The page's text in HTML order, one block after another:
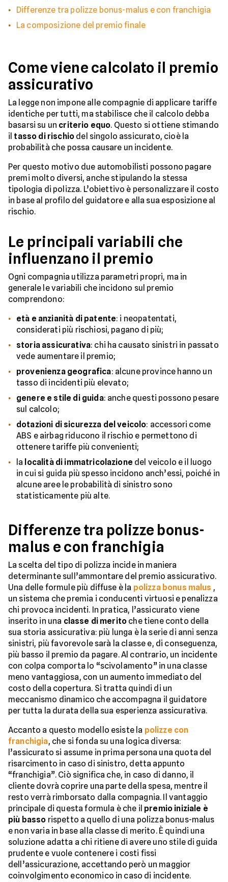
Differenze tra polizze bonus-malus e con franchigia
La composizione del premio finale
Come viene calcolato il premio
assicurativo
La legge non impone alle compagnie di applicare tariffe
identiche per tutti, ma stabilisce che il calcolo debba
basarsi su un criterio equo. Questo si ottiene stimando
il tasso di rischio del singolo assicurato, cioè la
probabilità che possa causare un incidente.
Per questo motivo due automobilisti possono pagare
premi molto diversi, anche stipulando la stessa
tipologia di polizza. L’obiettivo è personalizzare il costo
in base al profilo del guidatore e alla sua esposizione al
rischio.
Le principali variabili che
influenzano il premio
Ogni compagnia utilizza parametri propri, ma in
generale le variabili che incidono sul premio
comprendono:
età e anzianità di patente: i neopatentati,
considerati più rischiosi, pagano di più;
storia assicurativa: chi ha causato sinistri in passato
vede aumentare il premio;
provenienza geografica: alcune province hanno un
tasso di incidenti più elevato;
genere e stile di guida: anche questi possono pesare
sul calcolo;
dotazioni di sicurezza del veicolo: accessori come
ABS e airbag riducono il rischio e permettono di
ottenere tariffe più convenienti;
la località di immatricolazione del veicolo e il luogo
in cui si guida più spesso incidono anch’essi, poiché in
alcune aree le probabilità di sinistro sono
statisticamente più alte.
Differenze tra polizze bonus-
malus e con franchigia
La scelta del tipo di polizza incide in maniera
determinante sull’ammontare del premio assicurativo.
Una delle formule più diffuse è la polizza bonus malus ,
un sistema che premia i conducenti virtuosi e penalizza
chi provoca incidenti. In pratica, l’assicurato viene
inserito in una classe di merito che tiene conto della
sua storia assicurativa: più lunga è la serie di anni senza
sinistri, più favorevole sarà la classe e, di conseguenza,
più basso il premio da pagare. Al contrario, un incidente
con colpa comporta lo “scivolamento” in una classe
meno vantaggiosa, con un aumento immediato del
costo della copertura. Si tratta quindi di un
meccanismo dinamico che accompagna il guidatore
per tutta la durata della sua esperienza assicurativa.
Accanto a questo modello esiste la polizze con
franchigia, che si fonda su una logica diversa:
l’assicurato si assume in prima persona una quota del
risarcimento in caso di sinistro, detta appunto
“franchigia”. Ciò significa che, in caso di danno, il
cliente dovrà coprire una parte della spesa, mentre il
resto verrà rimborsato dalla compagnia. Il vantaggio
principale di questa formula è che il premio iniziale è
più basso rispetto a quello di una polizza bonus-malus
e non varia in base alla classe di merito. È quindi una
soluzione adatta a chi ritiene di avere uno stile di guida
prudente e vuole contenere i costi fissi
dell’assicurazione, accettando però un maggior
coinvolgimento economico in caso di incidente.